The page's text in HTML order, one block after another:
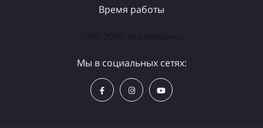
Время работы
Мы в социальных сетях: